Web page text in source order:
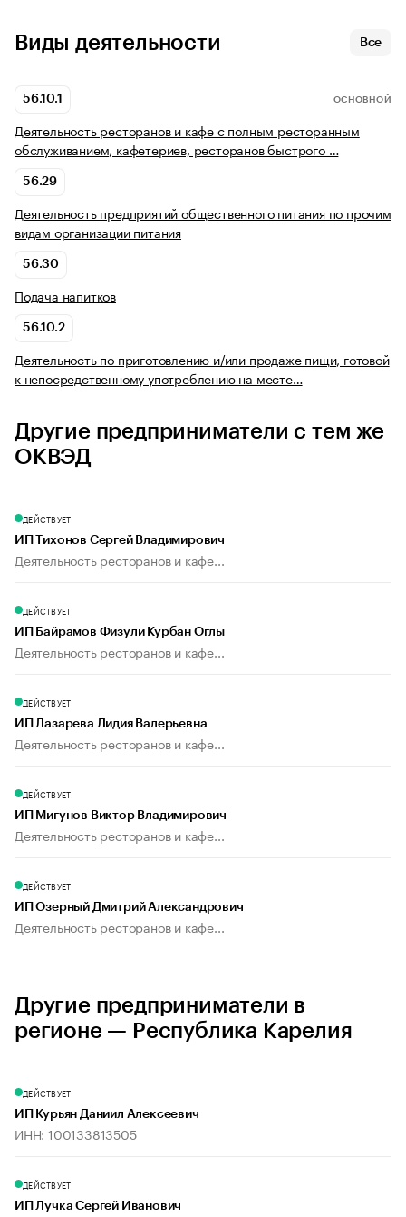
Виды деятельности Все
56.10.1 ОСНОВНОЙ
Деятельность ресторанов и кафе с полным ресторанным
обслуживанием, кафетериев, ресторанов быстрого …
56.29
Деятельность предприятий общественного питания по прочим
видам организации питания
56.30
Подача напитков
56.10.2
Деятельность по приготовлению и/или продаже пищи, готовой
к непосредственному употреблению на месте…
Другие предприниматели с тем же
ОКВЭД
ДЕЙСТВУЕТ
ИП Тихонов Сергей Владимирович
Деятельность ресторанов и кафе...
ДЕЙСТВУЕТ
ИП Байрамов Физули Курбан Оглы
Деятельность ресторанов и кафе...
ДЕЙСТВУЕТ
ИП Лазарева Лидия Валерьевна
Деятельность ресторанов и кафе...
ДЕЙСТВУЕТ
ИП Мигунов Виктор Владимирович
Деятельность ресторанов и кафе...
ДЕЙСТВУЕТ
ИП Озерный Дмитрий Александрович
Деятельность ресторанов и кафе...
Другие предприниматели в
регионе — Республика Карелия
ДЕЙСТВУЕТ
ИП Курьян Даниил Алексеевич
ИНН: 100133813505
ДЕЙСТВУЕТ
ИП Лучка Сергей Иванович